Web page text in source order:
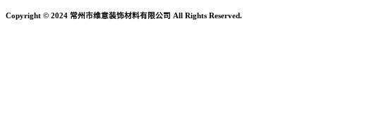
Copyright © 2024 常州市维意装饰材料有限公司 All Rights Reserved.